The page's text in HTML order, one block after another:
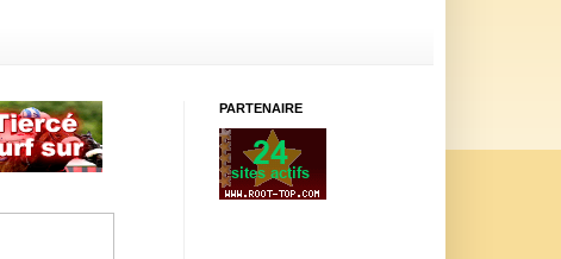
PARTENAIRE